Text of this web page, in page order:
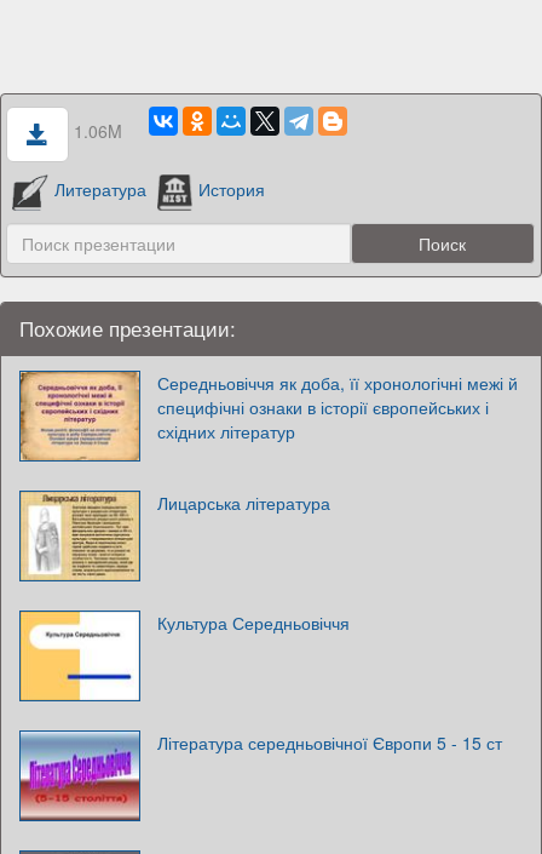
1.06M
Литература История
Похожие презентации:
Середньовіччя як доба, її хронологічні межі й
специфічні ознаки в історії європейських і
східних літератур
Лицарська література
Культура Середньовіччя
Література середньовічної Європи 5 - 15 ст